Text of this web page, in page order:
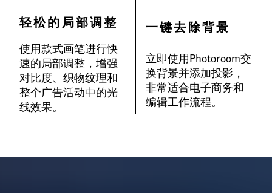
轻松的局部调整
使用款式画笔进行快
速的局部调整，增强
对比度、织物纹理和
整个广告活动中的光
线效果。
一键去除背景
立即使用Photoroom交
换背景并添加投影，
非常适合电子商务和
编辑工作流程。